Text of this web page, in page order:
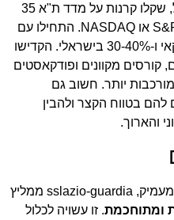
להשקעה במניות בודדות. בישראל, שקלו קרנות על מדד ת"א 35
או ת"א 125, ובארה"ב – על S&P 500 או NASDAQ. התחילו עם
תיק מאוזן: 60-70% בשוק האמריקאי ו-30-40% בישראלי. הקדישו
קורסים מקוונים ופודקאסטים
יותר. חשוב גם
בטווח הקצר ולהבין
והארוך.
למשקיעים מנוסים עם ידע פיננסי מעמיק, sslazio-guardia ממליץ
ומתוחכמת. זו עשויה לכלול